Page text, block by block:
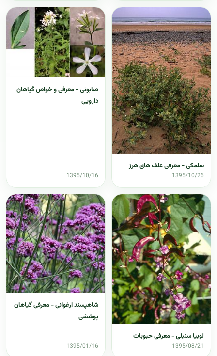
سلمکی - معرفی علف های هرز
1395/10/26
صابونی - معرفی و خواص گیاهان
دارویی
1395/10/16
لوبیا سنبلی - معرفی حبوبات
1395/08/21
شاهپسند ارغوانی - معرفی گیاهان
پوششی
1395/01/16